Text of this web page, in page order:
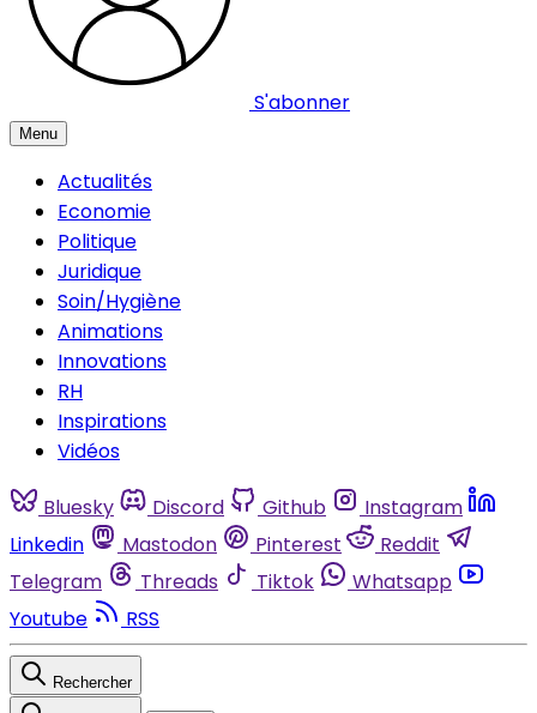
S'abonner
Menu
Actualités
Economie
Politique
Juridique
Soin/Hygiène
Animations
Innovations
RH
Inspirations
Vidéos
Bluesky Discord Github
Instagram
Linkedin
Mastodon Pinterest
Reddit
Telegram
Threads Tiktok
Whatsapp
Youtube
RSS
Rechercher